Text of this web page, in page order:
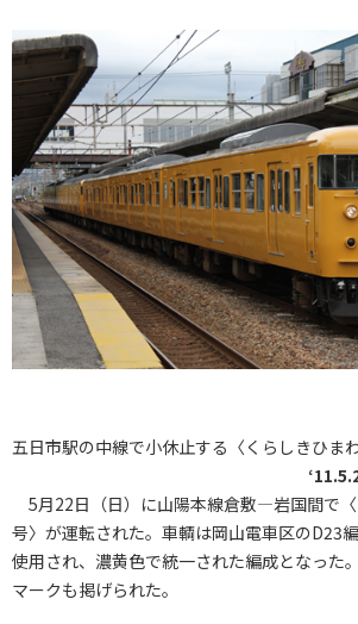
五日市駅の中線で小休止する〈くらしきひまわ
5月22日（日）に山陽本線倉敷―岩国間で〈
号〉が運転された。車輌は岡山電車区のD23
使用され、濃黄色で統一された編成となった
マークも掲げられた。